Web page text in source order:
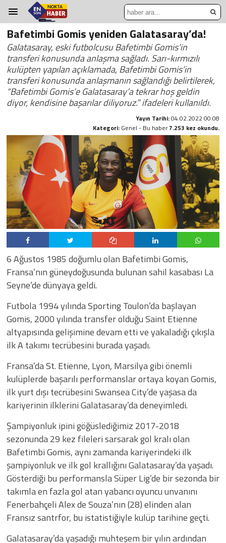
Bafetimbi Gomis yeniden Galatasaray’da!
Galatasaray, eski futbolcusu Bafetimbi Gomis’in
transferi konusunda anlaşma sağladı. Sarı-kırmızılı
kulüpten yapılan açıklamada, Bafetimbi Gomis’in
transferi konusunda anlaşmanın sağlandığı belirtilerek,
“Bafetimbi Gomis’e Galatasaray’a tekrar hoş geldin
diyor, kendisine başarılar diliyoruz.” ifadeleri kullanıldı.
Yayın Tarihi:04.02.2022 00:08
Kategori: Genel - Bu haber7.253 kez okundu.
6 Ağustos 1985 doğumlu olan Bafetimbi Gomis,
Fransa’nın güneydoğusunda bulunan sahil kasabası La
Seyne’de dünyaya geldi.
Futbola 1994 yılında Sporting Toulon’da başlayan
Gomis, 2000 yılında transfer olduğu Saint Etienne
altyapısında gelişimine devam etti ve yakaladığı çıkışla
ilk A takımı tecrübesini burada yaşadı.
Fransa’da St. Etienne, Lyon, Marsilya gibi önemli
kulüplerde başarılı performanslar ortaya koyan Gomis,
ilk yurt dışı tecrübesini Swansea City’de yaşasa da
kariyerinin ilklerini Galatasaray’da deneyimledi.
Şampiyonluk ipini göğüslediğimiz 2017-2018
sezonunda 29 kez fileleri sarsarak gol kralı olan
Bafetimbi Gomis, aynı zamanda kariyerindeki ilk
şampiyonluk ve ilk gol krallığını Galatasaray’da yaşadı.
Gösterdiği bu performansla Süper Lig’de bir sezonda bir
takımla en fazla gol atan yabancı oyuncu unvanını
Fenerbahçeli Alex de Souza’nın (28) elinden alan
Fransız santrfor, bu istatistiğiyle kulüp tarihine geçti.
Galatasaray’da yaşadığı muhteşem bir yılın ardından